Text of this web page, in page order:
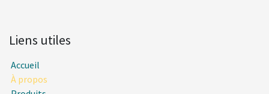
Liens utiles
Accueil
À propos